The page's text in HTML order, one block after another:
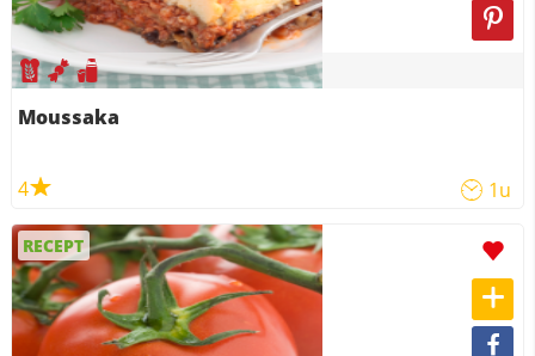
Moussaka
4 1u
RECEPT